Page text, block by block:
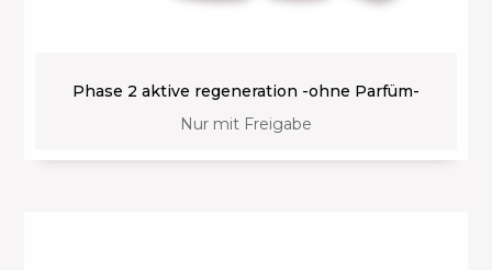
Phase 2 aktive regeneration -ohne Parfüm-
Nur mit Freigabe